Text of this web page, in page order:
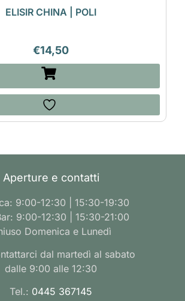
ELISIR CHINA | POLI
€14,50
Aperture e contatti
9:00-12:30 | 15:30-19:30
9:00-12:30 | 15:30-21:00
Domenica e Lunedì
dal martedì al sabato
dalle 9:00 alle 12:30
Tel.: 0445 367145